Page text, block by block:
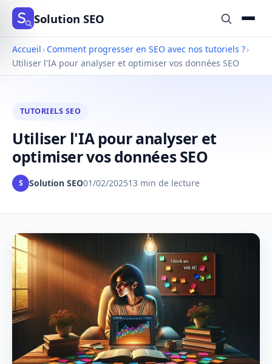
Solution SEO
Accueil › Comment progresser en SEO avec nos tutoriels ?›
Utiliser l'IA pour analyser et optimiser vos données SEO
TUTORIELS SEO
Utiliser l'IA pour analyser et
optimiser vos données SEO
S Solution SEO01/02/202513 min de lecture